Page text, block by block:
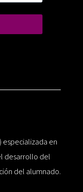
especializada en
desarrollo del
del alumnado.